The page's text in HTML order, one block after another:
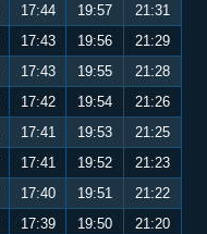
17:44 19:57
21:31
17:43 19:56
21:29
17:43 19:55
21:28
17:42 19:54
21:26
17:41 19:53
21:25
17:41 19:52
21:23
17:40 19:51
21:22
17:39 19:50
21:20